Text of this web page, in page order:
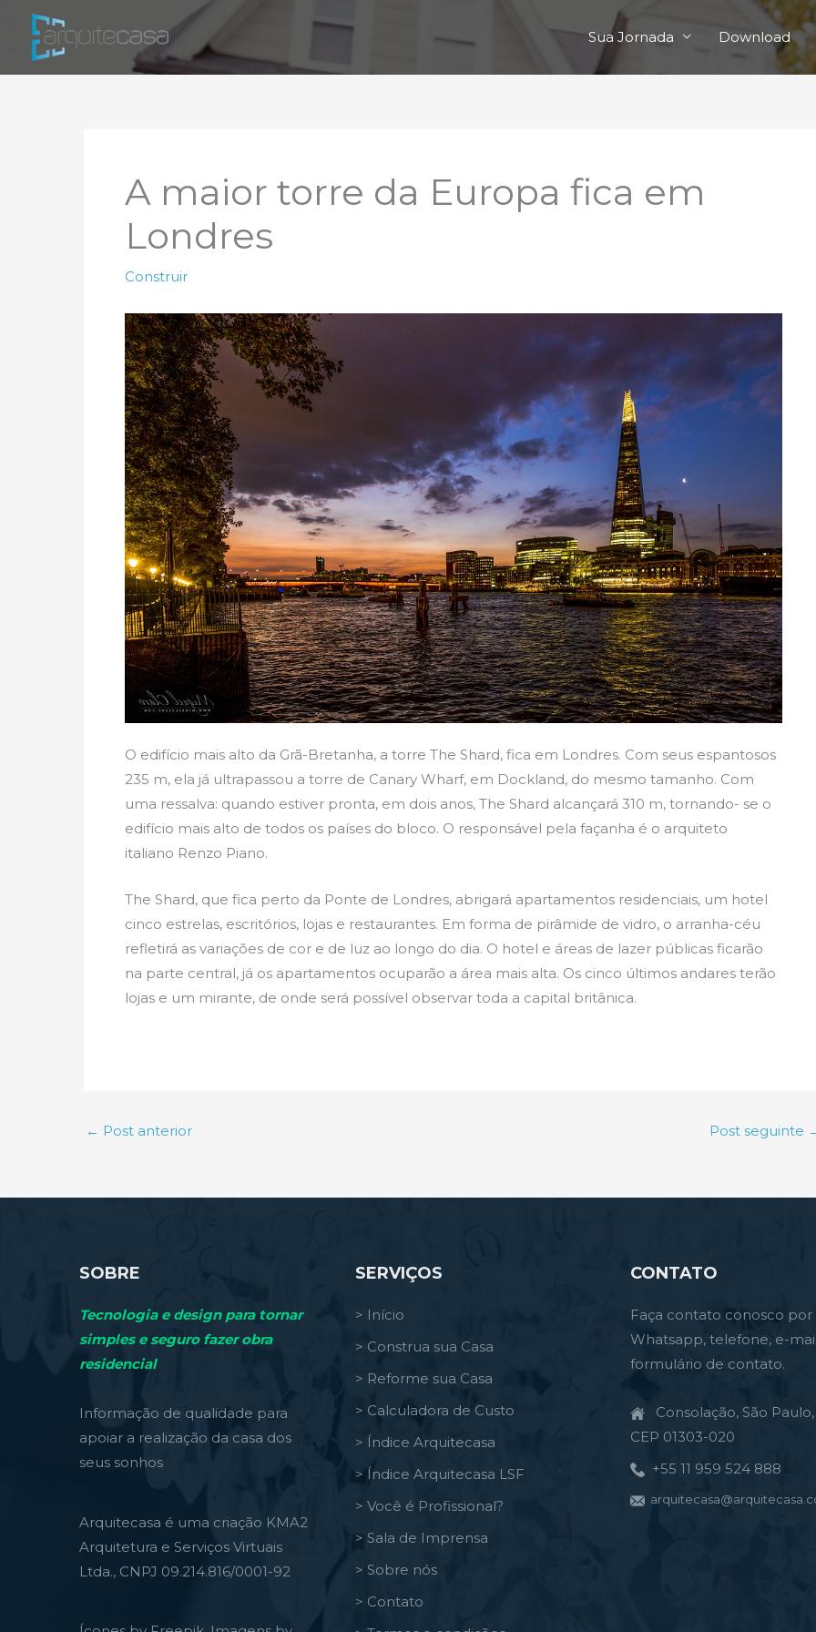
Sua Jornada Download
A maior torre da Europa fica em
Londres
Construir
O edifício mais alto da Grã-Bretanha, a torre The Shard, fica em Londres. Com seus espantosos
235 m, ela já ultrapassou a torre de Canary Wharf, em Dockland, do mesmo tamanho. Com
uma ressalva: quando estiver pronta, em dois anos, The Shard alcançará 310 m, tornando- se o
edifício mais alto de todos os países do bloco. O responsável pela façanha é o arquiteto
italiano Renzo Piano.
The Shard, que fica perto da Ponte de Londres, abrigará apartamentos residenciais, um hotel
cinco estrelas, escritórios, lojas e restaurantes. Em forma de pirâmide de vidro, o arranha-céu
refletirá as variações de cor e de luz ao longo do dia. O hotel e áreas de lazer públicas ficarão
na parte central, já os apartamentos ocuparão a área mais alta. Os cinco últimos andares terão
lojas e um mirante, de onde será possível observar toda a capital britânica.
← Post anterior Post seguinte
SOBRE
Tecnologia e design para tornar
simples e seguro fazer obra
residencial
Informação de qualidade para
apoiar a realização da casa dos
seus sonhos
Arquitecasa é uma criação KMA2
Arquitetura e Serviços Virtuais
Ltda., CNPJ 09.214.816/0001-92
SERVIÇOS
> Início
> Construa sua Casa
> Reforme sua Casa
> Calculadora de Custo
> Índice Arquitecasa
> Índice Arquitecasa LSF
> Você é Profissional?
> Sala de Imprensa
> Sobre nós
> Contato
CONTATO
Faça contato conosco por
Whatsapp, telefone, e-
formulário de contato.
Consolação, São Paulo,
CEP 01303-020
+55 11 959 524 888